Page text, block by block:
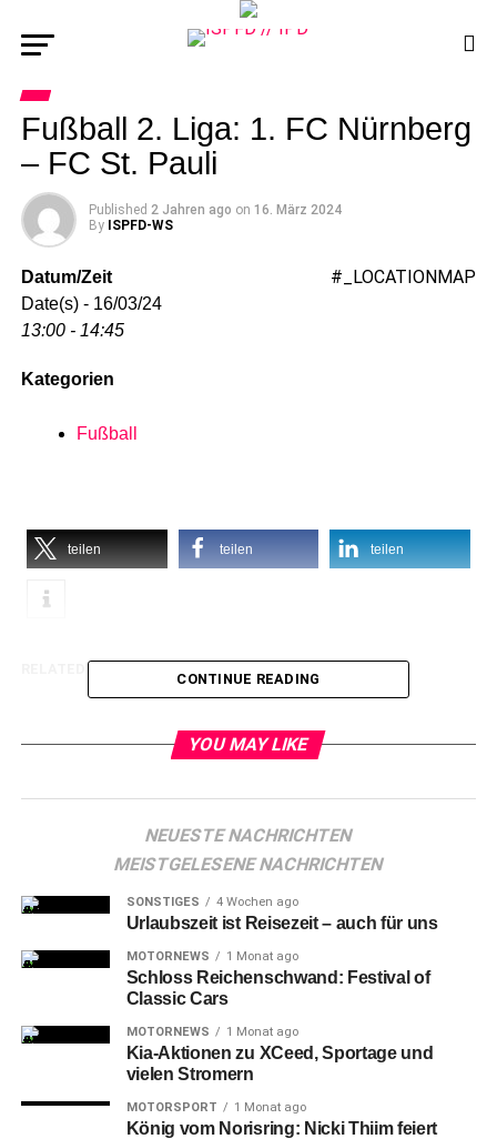
Fußball 2. Liga: 1. FC Nürnberg
– FC St. Pauli
Published 2 Jahren ago on 16. März 2024
By ISPFD-WS
#_LOCATIONMAP
Datum/Zeit
Date(s) - 16/03/24
13:00 - 14:45
Kategorien
Fußball
teilen teilen teilen
RELATED TOPICS:
CONTINUE READING
YOU MAY LIKE
NEUESTE NACHRICHTEN
MEISTGELESENE NACHRICHTEN
SONSTIGES 4 Wochen ago
Urlaubszeit ist Reisezeit – auch für uns
MOTORNEWS 1 Monat ago
Schloss Reichenschwand: Festival of
Classic Cars
MOTORNEWS 1 Monat ago
Kia-Aktionen zu XCeed, Sportage und
vielen Stromern
MOTORSPORT 1 Monat ago
König vom Norisring: Nicki Thiim feiert